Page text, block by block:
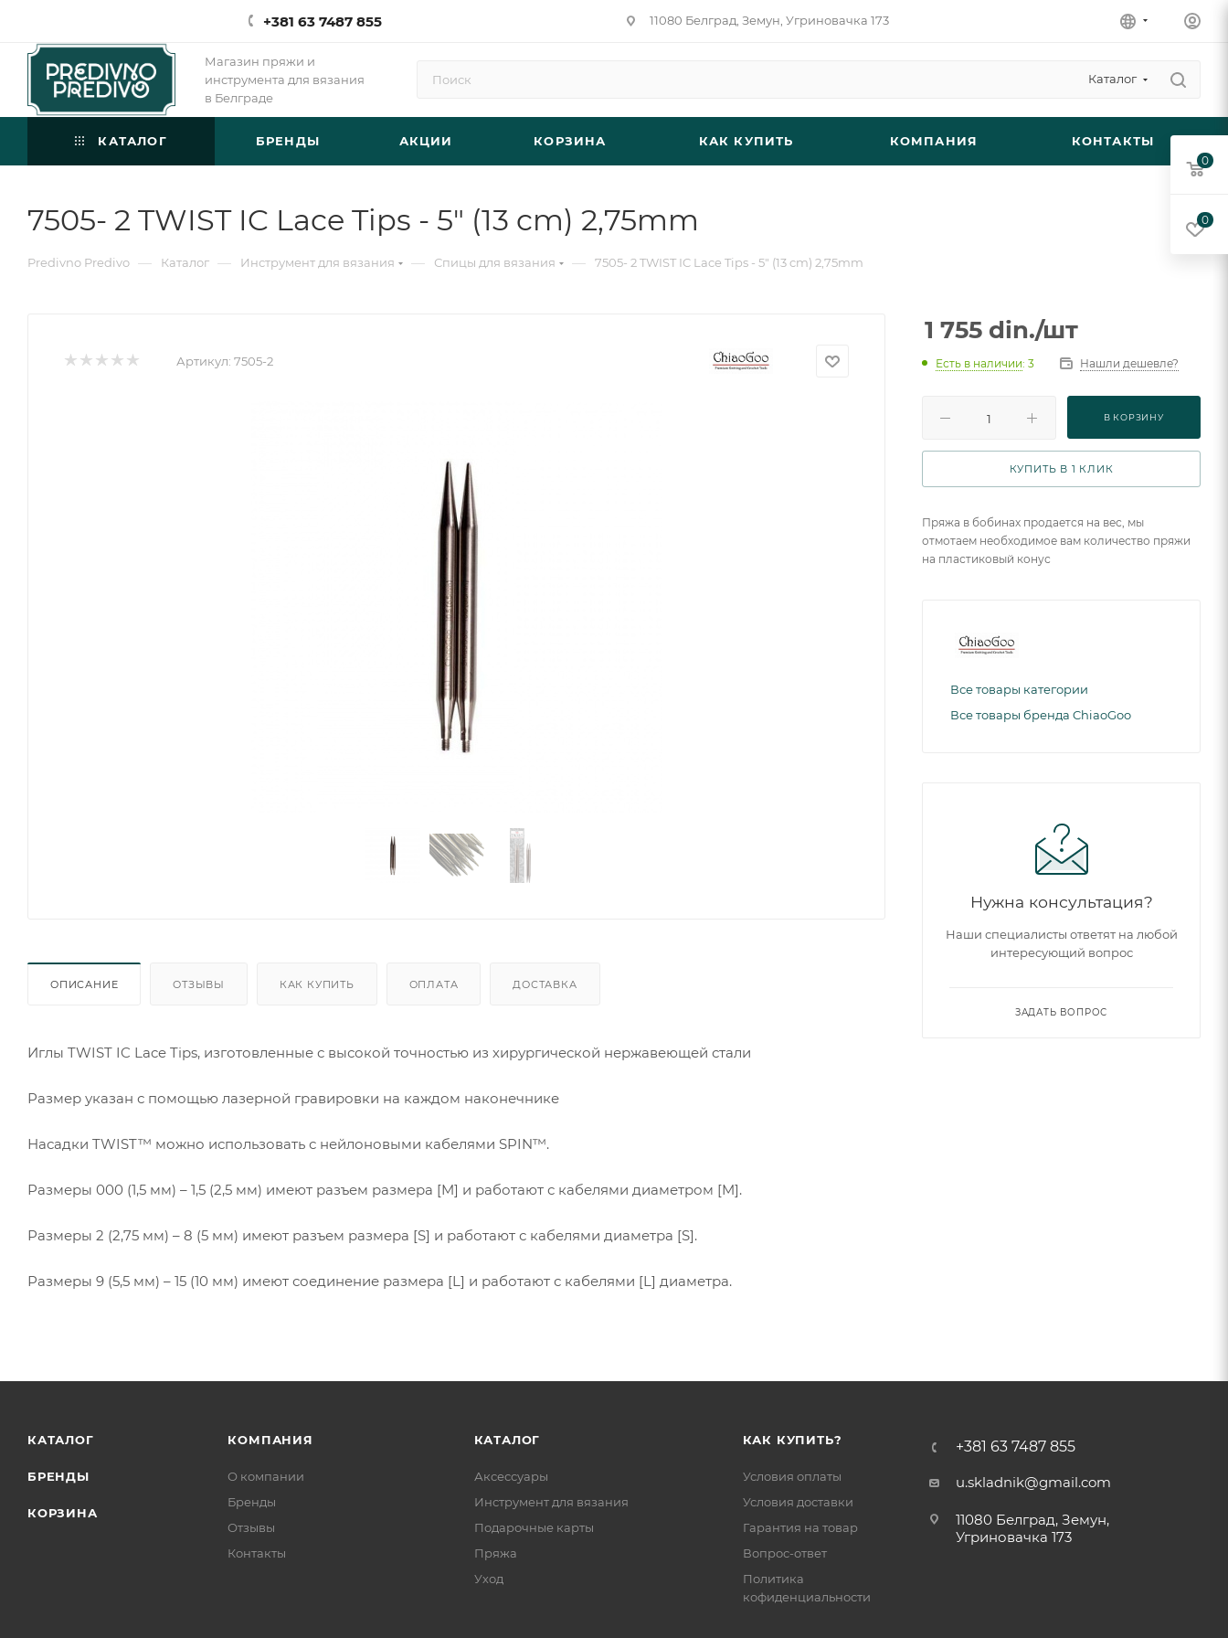
+381 63 7487 855 11080 Белград, Земун, Угриновачка 173
Магазин пряжи и
инструмента для вязания
в Белграде
Каталог
КАТАЛОГ БРЕНДЫ АКЦИИ КОРЗИНА КАК КУПИТЬ КОМПАНИЯ КОНТАКТЫ
7505- 2 TWIST IC Lace Tips - 5" (13 cm) 2,75mm
Predivno Predivo — Каталог — Инструмент для вязания — Спицы для вязания — 7505- 2 TWIST IC Lace Tips - 5" (13 cm) 2,75mm
Артикул: 7505-2
ОПИСАНИЕ ОТЗЫВЫ КАК КУПИТЬ ОПЛАТА ДОСТАВКА
Иглы TWIST IC Lace Tips, изготовленные с высокой точностью из хирургической нержавеющей стали
Размер указан с помощью лазерной гравировки на каждом наконечнике
Насадки TWIST™ можно использовать с нейлоновыми кабелями SPIN™.
Размеры 000 (1,5 мм) – 1,5 (2,5 мм) имеют разъем размера [M] и работают с кабелями диаметром [M].
Размеры 2 (2,75 мм) – 8 (5 мм) имеют разъем размера [S] и работают с кабелями диаметра [S].
Размеры 9 (5,5 мм) – 15 (10 мм) имеют соединение размера [L] и работают с кабелями [L] диаметра.
1 755 din./шт
Есть в наличии: 3 Нашли дешевле?
В КОРЗИНУ
КУПИТЬ В 1 КЛИК
Пряжа в бобинах продается на вес, мы
отмотаем необходимое вам количество пряжи
на пластиковый конус
Все товары категории
Все товары бренда ChiaoGoo
Нужна консультация?
Наши специалисты ответят на любой
интересующий вопрос
ЗАДАТЬ ВОПРОС
КАТАЛОГ
БРЕНДЫ
КОРЗИНА
КОМПАНИЯ
О компании
Бренды
Отзывы
Контакты
КАТАЛОГ
Аксессуары
Инструмент для вязания
Подарочные карты
Пряжа
Уход
КАК КУПИТЬ?
Условия оплаты
Условия доставки
Гарантия на товар
Вопрос-ответ
Политика
кофиденциальности
+381 63 7487 855
u.skladnik@gmail.com
11080 Белград, Земун,
Угриновачка 173
0
0